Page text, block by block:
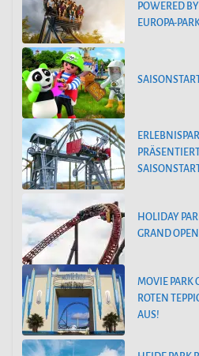
POWERED
EUROPA-
SAISONSTART
HOLIDAY
GRAND
MOVIE PARK
ROTEN
AUS!